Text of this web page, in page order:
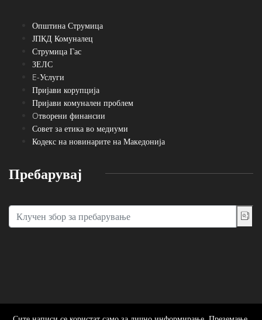
Општина Струмица
ЈПКД Комуналец
Струмица Гас
ЗЕЛС
E-Услуги
Пријави корупција
Пријави комунален проблем
Oтворени финансии
Совет за етика во медиуми
Кодекс на новинарите на Македонија
Пребарувај